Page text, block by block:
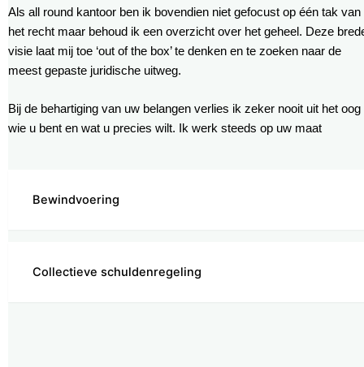
Bewindvoering
Collectieve schuldenregeling
Als all round kantoor ben ik bovendien niet gefocust op één tak van
het recht maar behoud ik een overzicht over het geheel. Deze
visie laat mij toe ‘out of the box’ te denken en te zoeken naar de
meest gepaste juridische uitweg.
Bij de behartiging van uw belangen verlies ik zeker nooit uit het oog
wie u bent en wat u precies wilt. Ik werk steeds op uw maat